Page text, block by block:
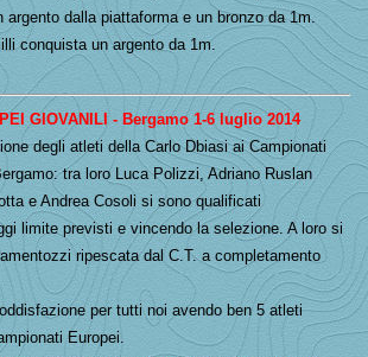
argento dalla piattaforma e un bronzo da 1m.
conquista un argento da 1m.
GIOVANILI - Bergamo 1-6 luglio 2014
degli atleti della Carlo Dbiasi ai Campionati
tra loro Luca Polizzi, Adriano Ruslan
e Andrea Cosoli si sono qualificati
limite previsti e vincendo la selezione. A loro si
ripescata dal C.T. a completamento
per tutti noi avendo ben 5 atleti
Europei.